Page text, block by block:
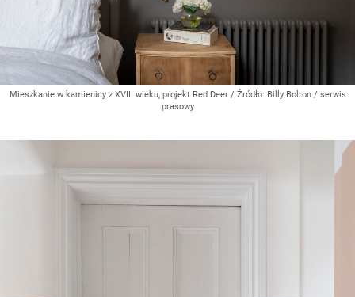
Mieszkanie w kamienicy z XVIII wieku, projekt Red Deer / Źródło: Billy Bolton / serwis
prasowy